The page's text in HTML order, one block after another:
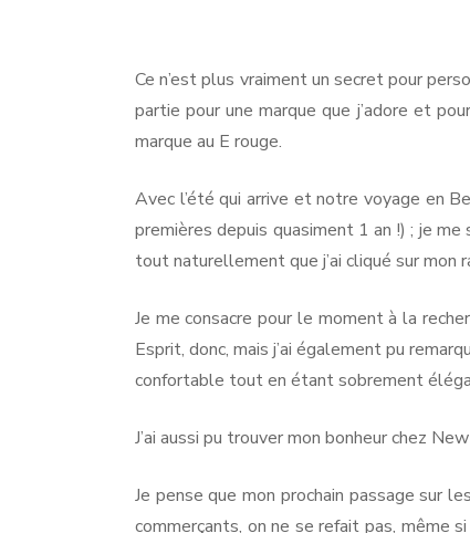
là
Ce n’est plus vraiment un secret pour
partie pour une marque que j’adore et
marque au E rouge.
Avec l’été qui arrive et notre voyage en
premières depuis quasiment 1 an !) ; je
tout naturellement que j’ai cliqué sur mon
Je me consacre pour le moment à la
Esprit, donc, mais j’ai également pu
confortable tout en étant sobrement
J’ai aussi pu trouver mon bonheur chez
Je pense que mon prochain passage sur
commerçants, on ne se refait pas, même